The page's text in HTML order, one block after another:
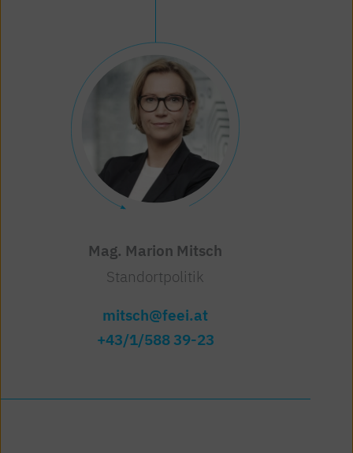
Mag. Marion Mitsch
Standortpolitik
mitsch@feei.at
+43/1/588 39-23